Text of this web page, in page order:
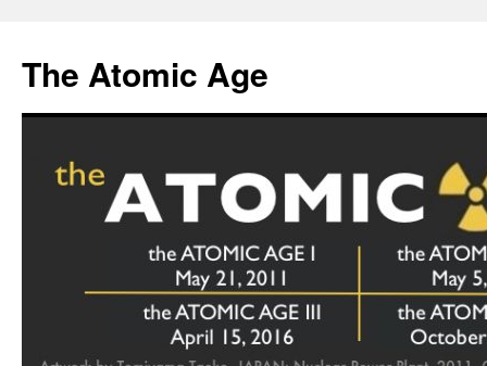
content
The Atomic Age